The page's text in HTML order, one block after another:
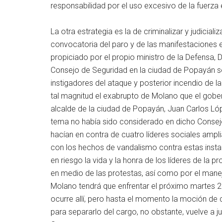
responsabilidad por el uso excesivo de la
La otra estrategia es la de criminalizar y
convocatoria del paro y de las manifestaciones
propiciado por el propio ministro de la Defensa,
Consejo de Seguridad en la ciudad de
instigadores del ataque y posterior incendio de
tal magnitud el exabrupto de Molano que el
alcalde de la ciudad de Popayán, Juan Carlos
tema no había sido considerado en dicho
hacían en contra de cuatro líderes sociales
con los hechos de vandalismo contra estas
en riesgo la vida y la honra de los líderes de la
en medio de las protestas, así como por el
Molano tendrá que enfrentar el próximo martes
ocurre allí, pero hasta el momento la moción
para separarlo del cargo, no obstante, vuelve a